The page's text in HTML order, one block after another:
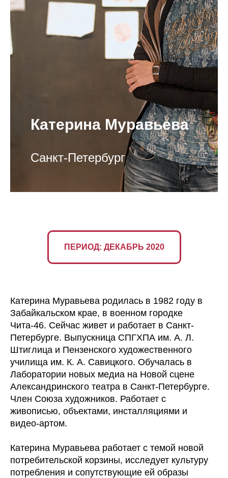
Катерина Муравьева
Санкт-Петербург
ПЕРИОД: ДЕКАБРЬ 2020
Катерина Муравьева родилась в 1982 году в
Забайкальском крае, в военном городке
Чита-46. Сейчас живет и работает в Санкт-
Петербурге. Выпускница СПГХПА им. А. Л.
Штиглица и Пензенского художественного
училища им. К. А. Савицкого. Обучалась в
Лаборатории новых медиа на Новой сцене
Александринского театра в Санкт-Петербурге.
Член Союза художников. Работает с
живописью, объектами, инсталляциями и
видео-артом.
Катерина Муравьева работает с темой новой
потребительской корзины, исследует культуру
потребления и сопутствующие ей образы